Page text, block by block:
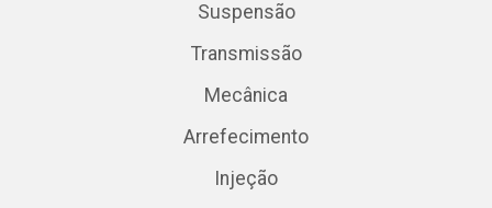
Suspensão
Transmissão
Mecânica
Arrefecimento
Injeção